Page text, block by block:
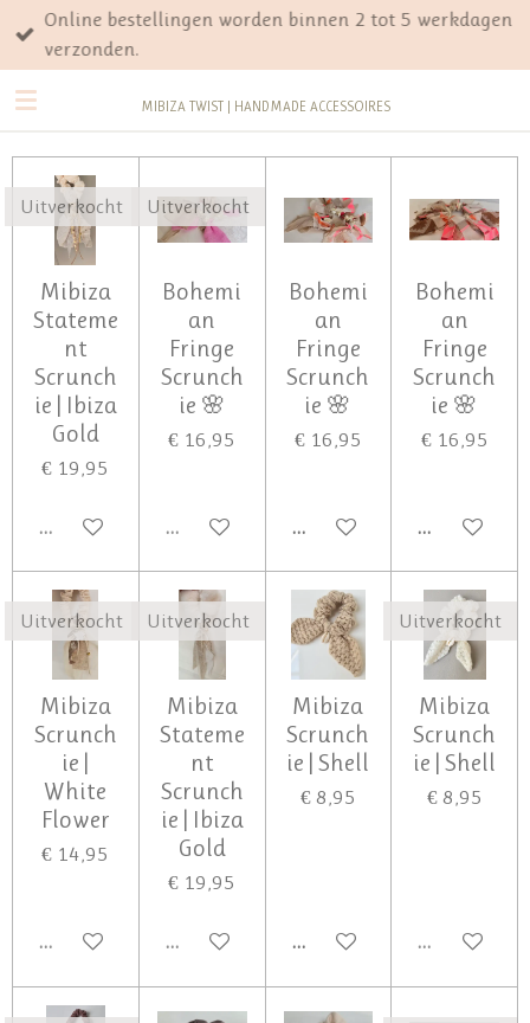
Ga
direct
naar
de
MIBIZA TWIST | HANDMADE ACCESSOIRES
Online bestellingen worden binnen 2 tot 5 werkdagen
verzonden.
Uitverkocht
Mibiza
Stateme
nt
Scrunch
ie | Ibiza
Gold
€ 19,95
UITVERKOCHT
Uitverkocht
Bohemi
an
Fringe
Scrunch
ie 🌸
€ 16,95
UITVERKOCHT
Bohemi
an
Fringe
Scrunch
ie 🌸
€ 16,95
IN WINKELWAGEN
Bohemi
an
Fringe
Scrunch
ie 🌸
€ 16,95
IN
Uitverkocht
Mibiza
Scrunch
ie |
White
Flower
€ 14,95
UITVERKOCHT
Uitverkocht
Mibiza
Stateme
nt
Scrunch
ie | Ibiza
Gold
€ 19,95
UITVERKOCHT
Mibiza
Scrunch
ie | Shell
€ 8,95
IN WINKELWAGEN
Uitverkocht
Mibiza
Scrunch
ie | Shell
€ 8,95